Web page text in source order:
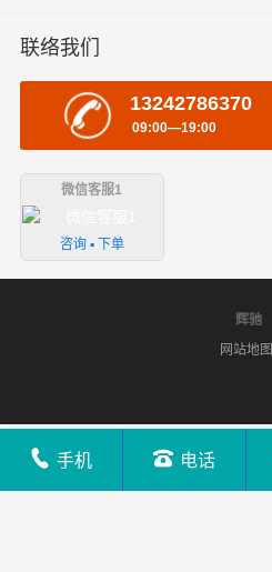
联络我们
13242786370
09:00—19:00
微信客服1
咨询 ▪ 下单
辉驰
网站地图
手机 电话